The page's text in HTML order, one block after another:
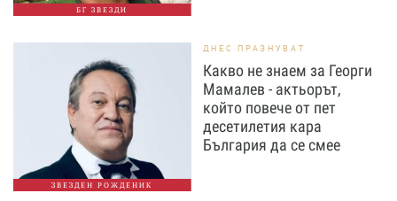
БГ ЗВЕЗДИ
ЗВЕЗДЕН РОЖДЕНИК
ДНЕС ПРАЗНУВАТ
Какво не знаем за Георги
Мамалев - актьорът,
който повече от пет
десетилетия кара
България да се смее